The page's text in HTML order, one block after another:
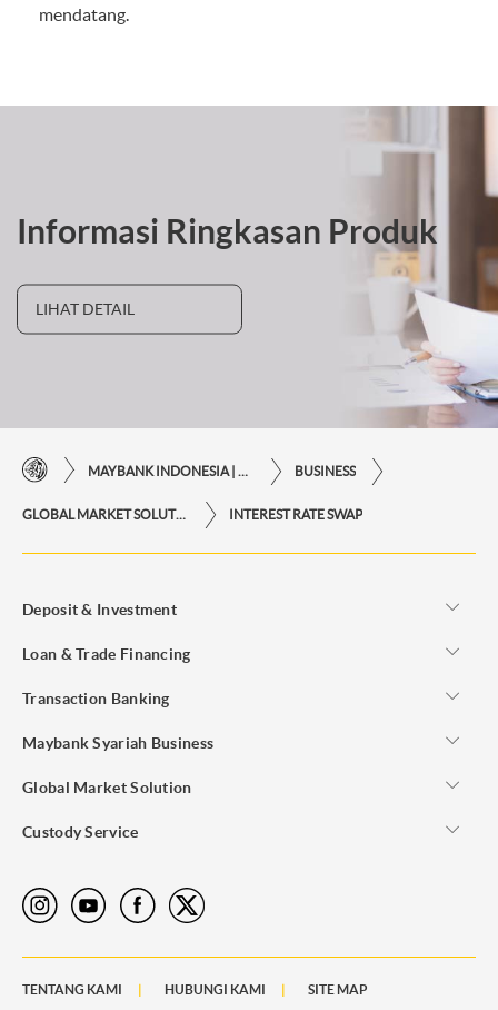
mendatang.
Informasi Ringkasan Produk
LIHAT DETAIL
MAYBANK INDONESIA | KEMUDAHAN TRANSAKSI FINANSIAL DI UJUNG JARI ANDA BUSINESS
GLOBAL MARKET SOLUTION INTEREST RATE SWAP
Deposit & Investment
Loan & Trade Financing
Transaction Banking
Maybank Syariah Business
Global Market Solution
Custody Service
TENTANG KAMI HUBUNGI KAMI SITE MAP